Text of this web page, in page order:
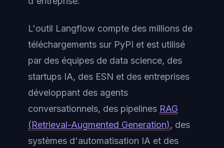
L'outil Langflow compte des millions de
téléchargements sur PyPI et est utilisé
par des équipes de data science, des
startups IA, des ESN et des entreprises
développant des agents
conversationnels, des pipelines RAG
(Retrieval-Augmented Generation), des
systèmes d'automatisation IA et des